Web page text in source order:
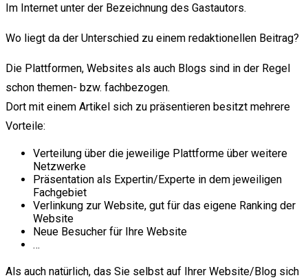
Im Internet unter der Bezeichnung des Gastautors.
Wo liegt da der Unterschied zu einem redaktionellen Beitrag?
Die Plattformen, Websites als auch Blogs sind in der Regel
schon themen- bzw. fachbezogen.
Dort mit einem Artikel sich zu präsentieren besitzt mehrere
Vorteile:
Verteilung über die jeweilige Plattforme über weitere
Netzwerke
Präsentation als Expertin/Experte in dem jeweiligen
Fachgebiet
Verlinkung zur Website, gut für das eigene Ranking der
Website
Neue Besucher für Ihre Website
…
Als auch natürlich, das Sie selbst auf Ihrer Website/Blog sich